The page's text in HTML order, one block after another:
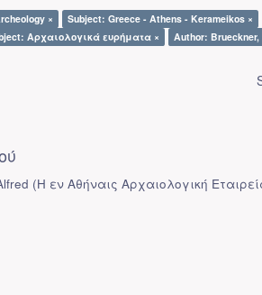
×
Subject: Greece - Athens - Kerameikos ×
Αρχαιολογικά ευρήματα ×
Author: Brueckner,
(Η εν Αθήναις Αρχαιολογική